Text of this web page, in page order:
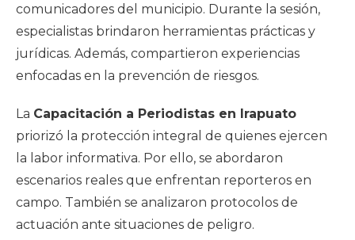
comunicadores del municipio. Durante la sesión,
especialistas brindaron herramientas prácticas y
jurídicas. Además, compartieron experiencias
enfocadas en la prevención de riesgos.
La Capacitación a Periodistas en Irapuato
priorizó la protección integral de quienes ejercen
la labor informativa. Por ello, se abordaron
escenarios reales que enfrentan reporteros en
campo. También se analizaron protocolos de
actuación ante situaciones de peligro.